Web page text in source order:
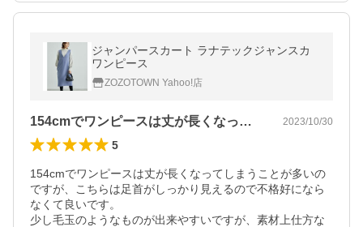
ジャンパースカート ラナテックジャンスカ
ワンピース
ZOZOTOWN Yahoo!店
154cmでワンピースは丈が長くなって… 2023/10/30
5
154cmでワンピースは丈が長くなってしまうことが多いの
ですが、こちらは足首がしっかり見えるので不格好になら
なくて良いです。
少し毛玉のようなものが出来やすいですが、素材上仕方な